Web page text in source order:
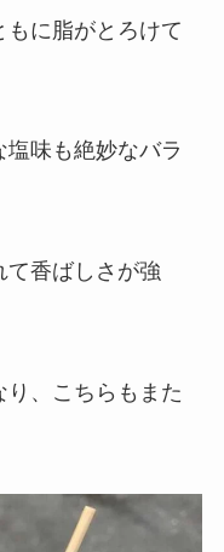
もに脂がとろけて
味も絶妙なバラ
て香ばしさが強
、こちらもまた